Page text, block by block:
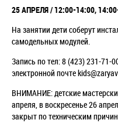
25 АПРЕЛЯ / 12:00-14:00,
На занятии дети соберут
самодельных модулей.
Запись по тел: 8 (423) 231-71-
электронной почте
ВНИМАНИЕ: детские
апреля, в воскресенье 26
закрыт по техническим